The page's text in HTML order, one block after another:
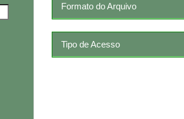
Formato do Arquivo
Tipo de Acesso